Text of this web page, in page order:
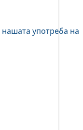
нашата употреба на